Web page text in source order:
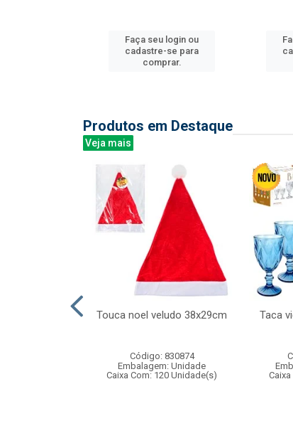
Faça seu login ou
cadastre-se para
comprar.
Produtos em Destaque
Veja mais
Touca noel veludo 38x29cm
Código: 830874
Embalagem: Unidade
Caixa Com: 120 Unidade(s)
Taca